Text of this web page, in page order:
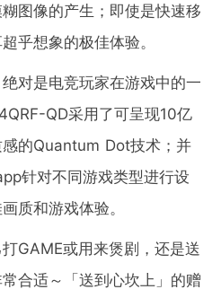
图像的产生；即使是快速移
乎想象的极佳体验。
对是电竞玩家在游戏中的一
QD采用了可呈现10亿
的Quantum Dot技术；并
针对不同游戏类型进行设
质和游戏体验。
GAME或用来煲剧，还是送
合适～「送到心坎上」的赠